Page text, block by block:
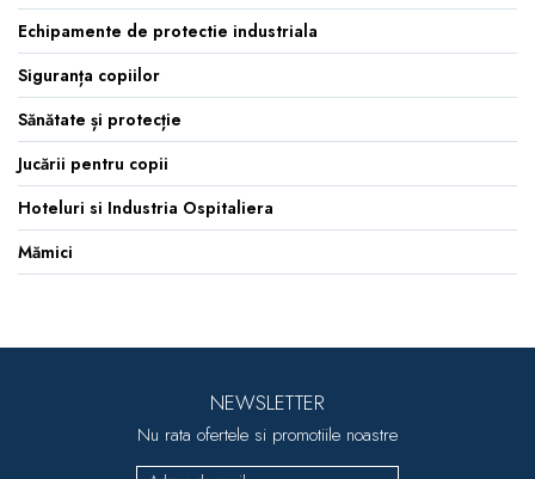
Echipamente de protectie industriala
Siguranța copiilor
Sănătate și protecție
Jucării pentru copii
Hoteluri si Industria Ospitaliera
Mămici
NEWSLETTER
Nu rata ofertele si promotiile noastre